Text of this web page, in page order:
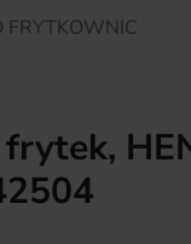
FRYTKOWNIC